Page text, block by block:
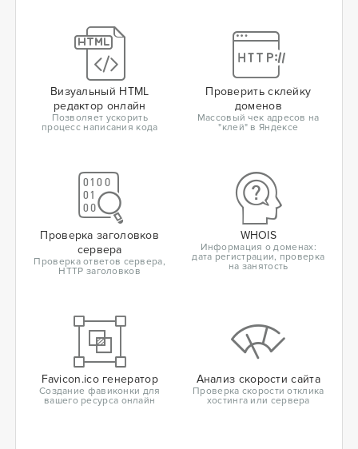
Визуальный HTML
редактор онлайн
Позволяет ускорить
процесс написания кода
Проверить склейку
доменов
Массовый чек адресов на
"клей" в Яндексе
Проверка заголовков
сервера
Проверка ответов сервера,
HTTP заголовков
WHOIS
Информация о доменах:
дата регистрации, проверка
на занятость
Favicon.ico генератор
Создание фавиконки для
вашего ресурса онлайн
Анализ скорости сайта
Проверка скорости отклика
хостинга или сервера